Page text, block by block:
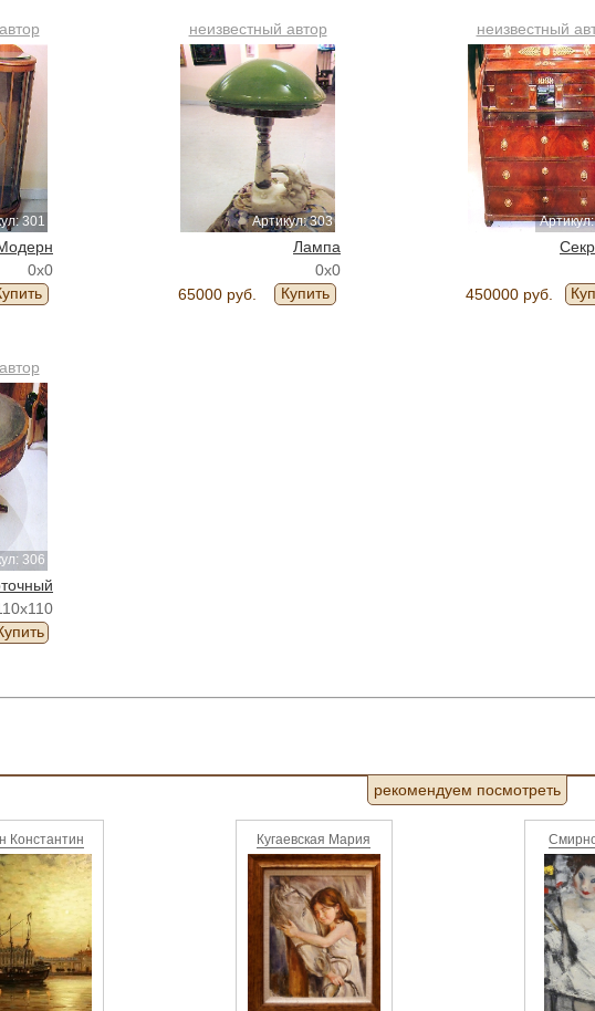
301
0x0
неизвестный автор
Артикул: 303
Лампа
0x0
65000 руб.
Купить
неизвестный
450000 руб.
306
рекомендуем посмотреть
Константин Кугаевская Мария